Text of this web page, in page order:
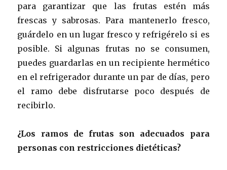
para garantizar que las frutas estén más
frescas y sabrosas. Para mantenerlo fresco,
guárdelo en un lugar fresco y refrigérelo si es
posible. Si algunas frutas no se consumen,
puedes guardarlas en un recipiente hermético
en el refrigerador durante un par de días, pero
el ramo debe disfrutarse poco después de
recibirlo.
¿Los ramos de frutas son adecuados para
personas con restricciones dietéticas?